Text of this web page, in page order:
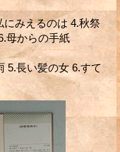
にみえるのは 4.秋祭
母からの手紙
5.長い髪の女 6.すて